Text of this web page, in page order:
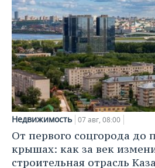
Недвижимость 07 авг, 08:00
От первого соцгорода до
крышах: как за век
строительная отрасль